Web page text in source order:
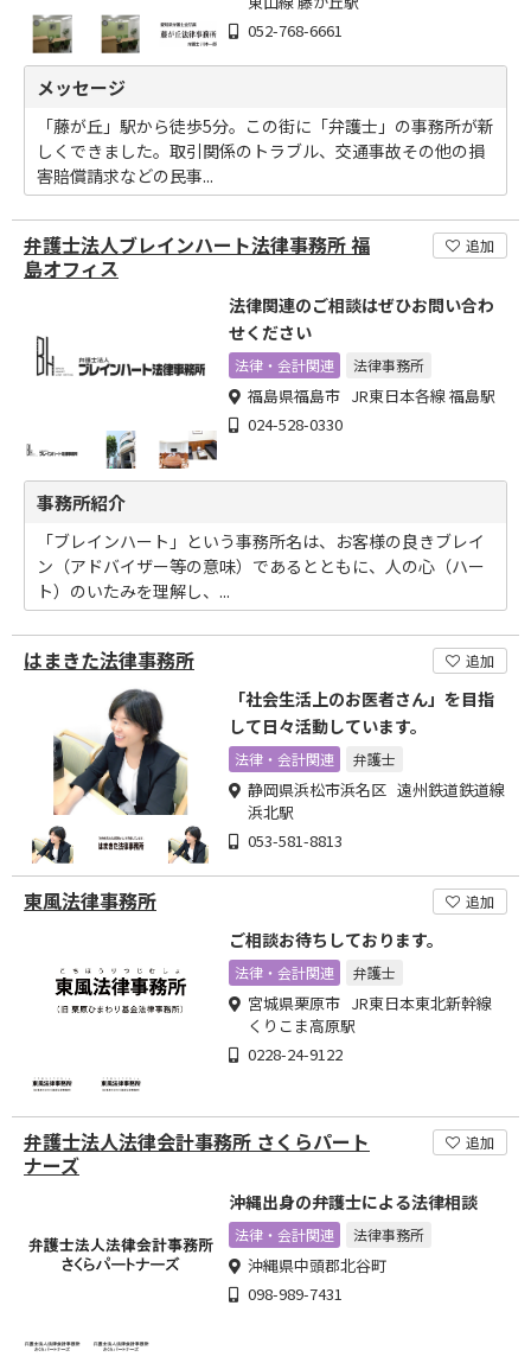
052-768-6661
メッセージ
「藤が丘」駅から徒歩5分。この街に「弁護士」の事務所が新
しくできました。取引関係のトラブル、交通事故その他の損
害賠償請求などの民事...
弁護士法人ブレインハート法律事務所 福
島オフィス
追加
法律関連のご相談はぜひお問い合わ
せください
法律・会計関連 法律事務所
福島県福島市 JR東日本各線 福島駅
024-528-0330
事務所紹介
「ブレインハート」という事務所名は、お客様の良きブレイ
ン（アドバイザー等の意味）であるとともに、人の心（ハー
ト）のいたみを理解し、...
はまきた法律事務所 追加
「社会生活上のお医者さん」を目指
して日々活動しています。
法律・会計関連 弁護士
静岡県浜松市浜名区 遠州鉄道鉄道線
浜北駅
053-581-8813
東風法律事務所 追加
ご相談お待ちしております。
法律・会計関連 弁護士
宮城県栗原市 JR東日本東北新幹線
くりこま高原駅
0228-24-9122
弁護士法人法律会計事務所 さくらパート
ナーズ
追加
沖縄出身の弁護士による法律相談
法律・会計関連 法律事務所
沖縄県中頭郡北谷町
098-989-7431